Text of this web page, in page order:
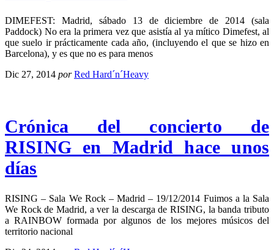
DIMEFEST: Madrid, sábado 13 de diciembre de 2014 (sala
Paddock) No era la primera vez que asistía al ya mítico Dimefest, al
que suelo ir prácticamente cada año, (incluyendo el que se hizo en
Barcelona), y es que no es para menos
Dic 27, 2014 por Red Hard´n´Heavy
Crónica del concierto de
RISING en Madrid hace unos
días
RISING – Sala We Rock – Madrid – 19/12/2014 Fuimos a la Sala
We Rock de Madrid, a ver la descarga de RISING, la banda tributo
a RAINBOW formada por algunos de los mejores músicos del
territorio nacional